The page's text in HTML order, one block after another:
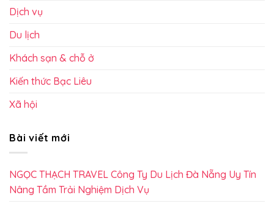
Dịch vụ
Du lịch
Khách sạn & chỗ ở
Kiến thức Bạc Liêu
Xã hội
Bài viết mới
NGỌC THẠCH TRAVEL Công Ty Du Lịch Đà Nẵng Uy Tín
Nâng Tầm Trải Nghiệm Dịch Vụ